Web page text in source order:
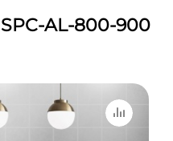
AL-800-900